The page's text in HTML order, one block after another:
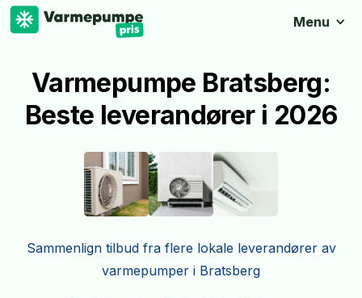
Menu
Varmepumpe Bratsberg:
Beste leverandører i 2026
Sammenlign tilbud fra flere lokale leverandører av
varmepumper i Bratsberg